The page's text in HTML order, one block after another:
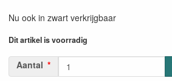
Nu ook in zwart verkrijgbaar
Dit artikel is voorradig
Aantal